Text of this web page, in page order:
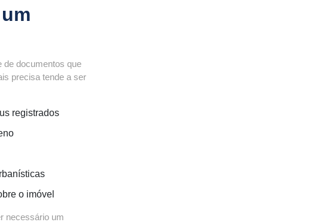
de documentos que
precisa tende a ser
registrados
o imóvel
necessário um